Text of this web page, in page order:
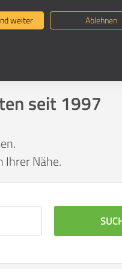
suchen
seit 1997
Nähe.
weiter Ablehnen